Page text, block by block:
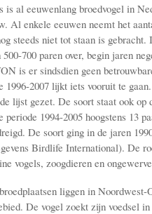
is al eeuwenlang broedvogel in
Al enkele eeuwen neemt het
steeds niet tot staan is
700 paren over, begin jaren
is er sindsdien geen
1996-2007 lijkt iets vooruit te
lijst gezet. De soort staat ook
1994-2005 hoogstens 13
De soort ging in de jaren
Birdlife International). De
vogels, zoogdieren en
liggen in Noordwest-
De vogel zoekt zijn voedsel